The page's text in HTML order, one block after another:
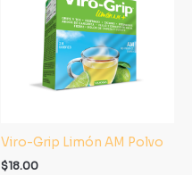
Viro-Grip Limón AM Polvo
$18.00